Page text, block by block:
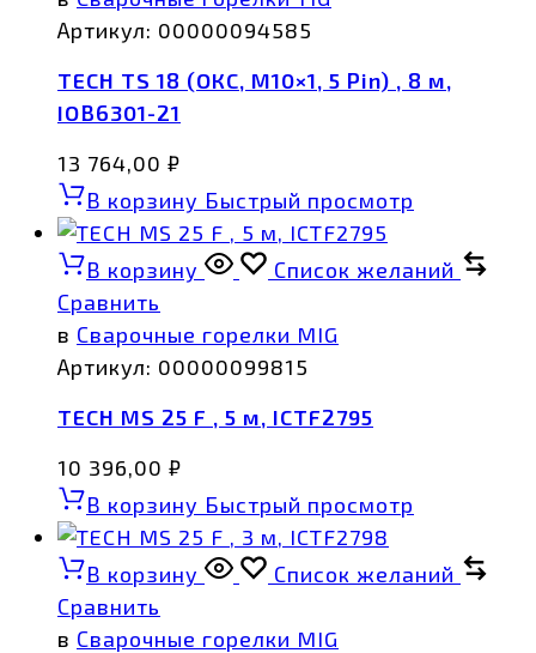
Артикул: 00000094585
TECH TS 18 (ОКС, M10×1, 5 Pin) , 8 м,
IOB6301-21
13 764,00 ₽
В корзину Быстрый просмотр
В корзину
Список желаний
Сравнить
в Сварочные горелки MIG
Артикул: 00000099815
TECH MS 25 F , 5 м, ICTF2795
10 396,00 ₽
В корзину Быстрый просмотр
В корзину
Список желаний
Сравнить
в Сварочные горелки MIG